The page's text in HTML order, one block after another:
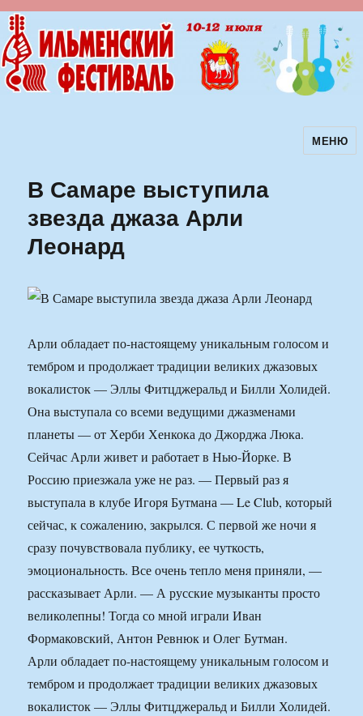
Ильменский фестиваль авторскойМЕНЮ
В Самаре выступила
звезда джаза Арли
Леонард
Арли обладает по-настоящему уникальным голосом и
тембром и продолжает традиции великих джазовых
вокалисток — Эллы Фитцджеральд и Билли Холидей.
Она выступала со всеми ведущими джазменами
планеты — от Херби Хенкока до Джорджа Люка.
Сейчас Арли живет и работает в Нью-Йорке. В
Россию приезжала уже не раз. — Первый раз я
выступала в клубе Игоря Бутмана — Le Club, который
сейчас, к сожалению, закрылся. С первой же ночи я
сразу почувствовала публику, ее чуткость,
эмоциональность. Все очень тепло меня приняли, —
рассказывает Арли. — А русские музыканты просто
великолепны! Тогда со мной играли Иван
Формаковский, Антон Ревнюк и Олег Бутман.
Арли обладает по-настоящему уникальным голосом и
тембром и продолжает традиции великих джазовых
вокалисток — Эллы Фитцджеральд и Билли Холидей.